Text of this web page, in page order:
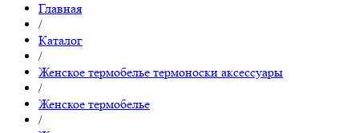
Главная
/
Каталог
/
Женское термобелье термоноски аксессуары
/
Женское термобелье
/